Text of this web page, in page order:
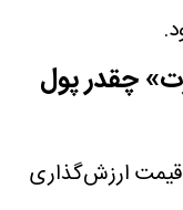
چقدر پول
قیمت ارزش‌گذاری